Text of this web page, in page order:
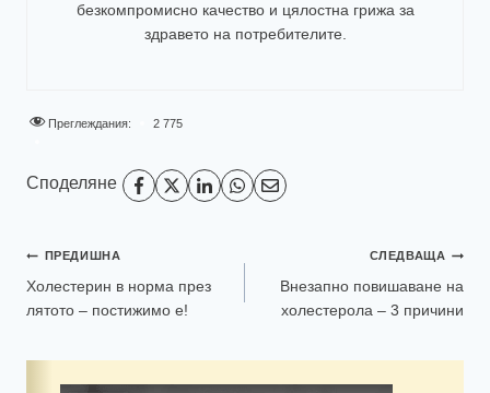
безкомпромисно качество и цялостна грижа за
здравето на потребителите.
Преглеждания: 2 775
Споделяне
ПРЕДИШНА
Холестерин в норма през
лятото – постижимо е!
СЛЕДВАЩА
Внезапно повишаване на
холестерола – 3 причини